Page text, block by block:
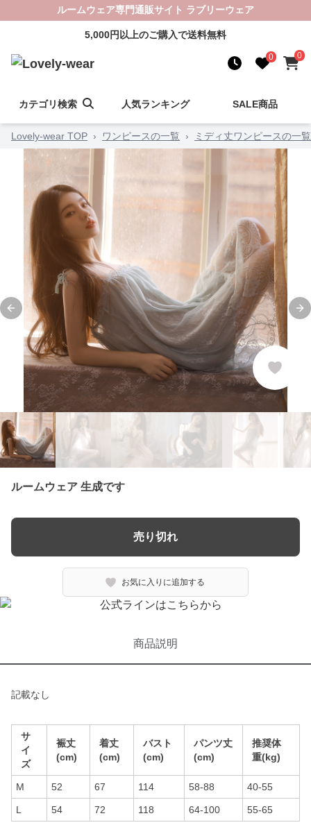
ルームウェア専門通販サイト ラブリーウェア
5,000円以上のご購入で送料無料
0 0
カテゴリ検索 人気ランキング SALE商品
Lovely-wear TOP › ワンピースの一覧 › ミディ丈ワンピースの一覧
Previous slide
ルームウェア 生成です
売り切れ
お気に入りに追加する
商品説明
記載なし
サ
イ
ズ
裖丈
(cm)
着丈
(cm)
バスト
(cm)
パンツ丈
(cm)
推奨体
重(kg)
M 52 67 114 58-88 40-55
L 54 72 118 64-100 55-65